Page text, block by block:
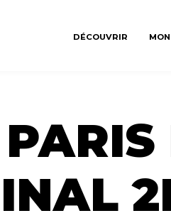
DÉCOUVRIR